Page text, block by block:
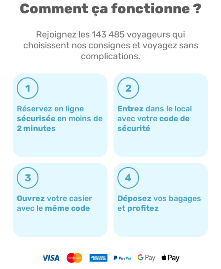
Comment ça fonctionne ?
Rejoignez les 143 485 voyageurs qui
choisissent nos consignes et voyagez sans
complications.
1
Réservez en ligne
sécurisée en moins de
2 minutes
2
Entrez dans le local
avec votre code de
sécurité
3
Ouvrez votre casier
avec le même code
4
Déposez vos bagages
et profitez